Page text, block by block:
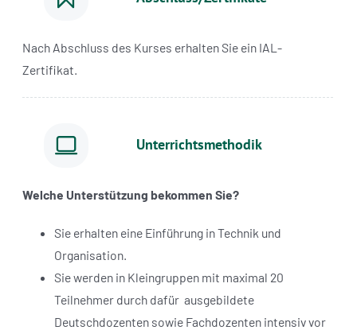
Nach Abschluss des Kurses erhalten Sie ein IAL-
Zertifikat.
Unterrichtsmethodik
Welche Unterstützung bekommen Sie?
Sie erhalten eine Einführung in Technik und
Organisation.
Sie werden in Kleingruppen mit maximal 20
Teilnehmer durch dafür ausgebildete
Deutschdozenten sowie Fachdozenten intensiv vor